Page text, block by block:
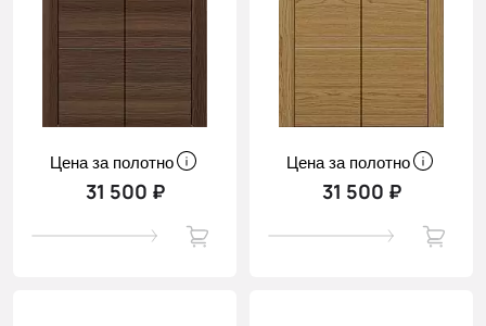
Цена за полотно
31 500 ₽
Цена за полотно
31 500 ₽